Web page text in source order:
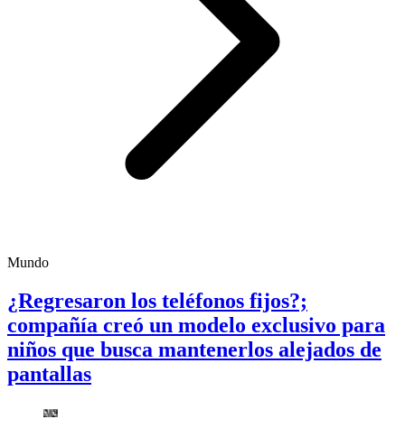
Mundo
¿Regresaron los teléfonos fijos?;
compañía creó un modelo exclusivo para
niños que busca mantenerlos alejados de
pantallas